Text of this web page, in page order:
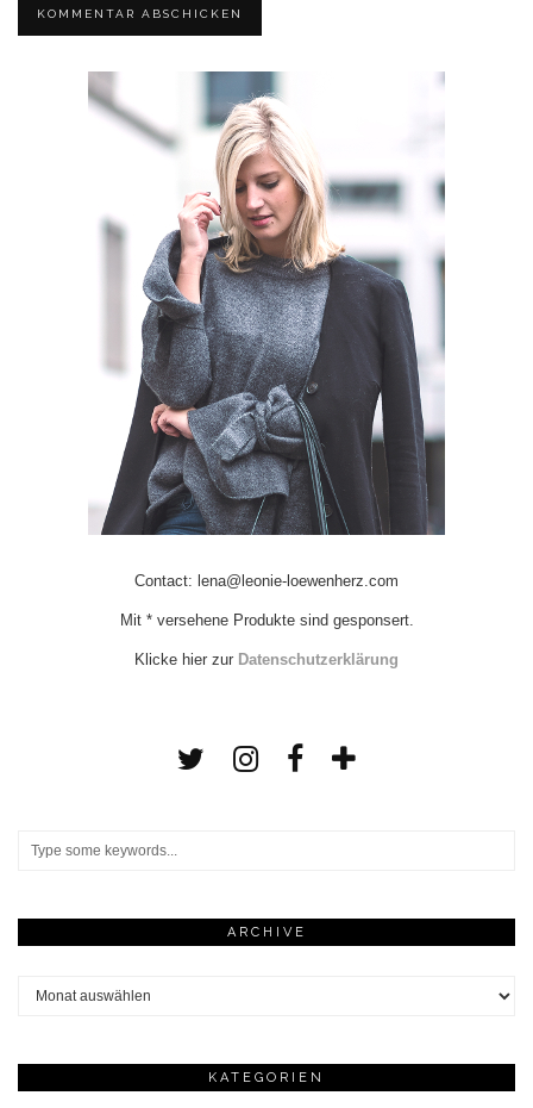
Contact: lena@leonie-loewenherz.com
Mit * versehene Produkte sind gesponsert.
Klicke hier zur Datenschutzerklärung
ARCHIVE
KATEGORIEN